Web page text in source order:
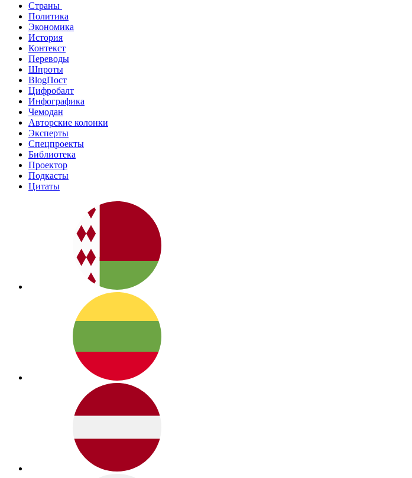
Страны
Политика
Экономика
История
Контекст
Переводы
Шпроты
BlogПост
Цифробалт
Инфографика
Чемодан
Авторские колонки
Эксперты
Спецпроекты
Библиотека
Проектор
Подкасты
Цитаты